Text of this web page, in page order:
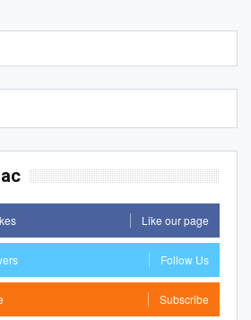
Like our page
Follow Us
Subscribe